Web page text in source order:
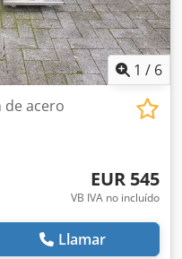
1 / 6
acero
EUR 545
VB IVA no incluído
Llamar